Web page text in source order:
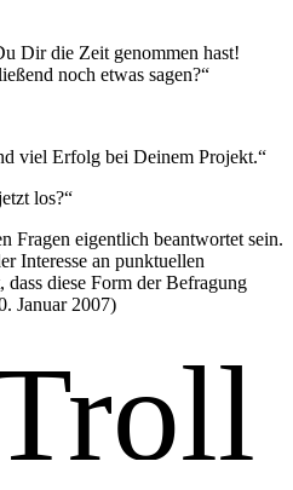
Dir die Zeit genommen hast!
noch etwas sagen?“
viel Erfolg bei Deinem Projekt.“
los?“
Fragen eigentlich beantwortet sein.
Interesse an punktuellen
dass diese Form der Befragung
Januar 2007)